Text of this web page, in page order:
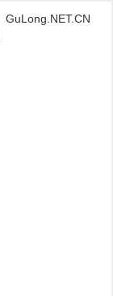
GuLong.NET.CN